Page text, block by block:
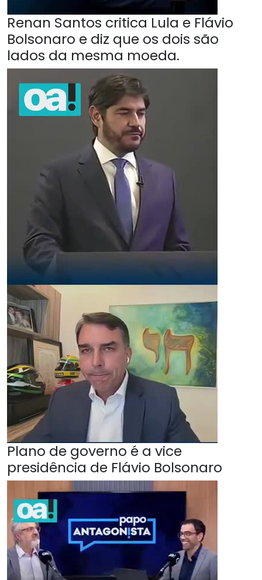
Renan Santos critica Lula e Flávio
Bolsonaro e diz que os dois são
lados da mesma moeda.
Plano de governo é a vice
presidência de Flávio Bolsonaro